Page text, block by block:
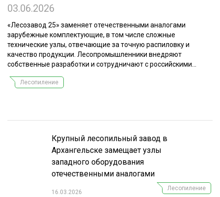
КОМПЛЕКСНАЯ ПЕРЕРАБОТКА
ЛЕСОПИЛЕНИЕ
ДЕРЕВЯННОЕ ДОМОСТРОЕНИЕ
БЕЗОПАСНОЕ ПРОИЗВОДСТВО
СОРТИРОВКА ДРЕВЕСИНЫ
03.06.2026
«Лесозавод 25» заменяет отечественными аналогами
зарубежные комплектующие, в том числе сложные
технические узлы, отвечающие за точную распиловку и
качество продукции. Лесопромышленники внедряют
собственные разработки и сотрудничают с российскими...
Лесопиление
Крупный лесопильный завод в
Архангельске замещает узлы
западного оборудования
отечественными аналогами
16.03.2026
Лесопиление